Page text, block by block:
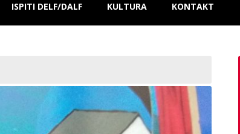
ISPITI DELF/DALF KULTURA KONTAKT